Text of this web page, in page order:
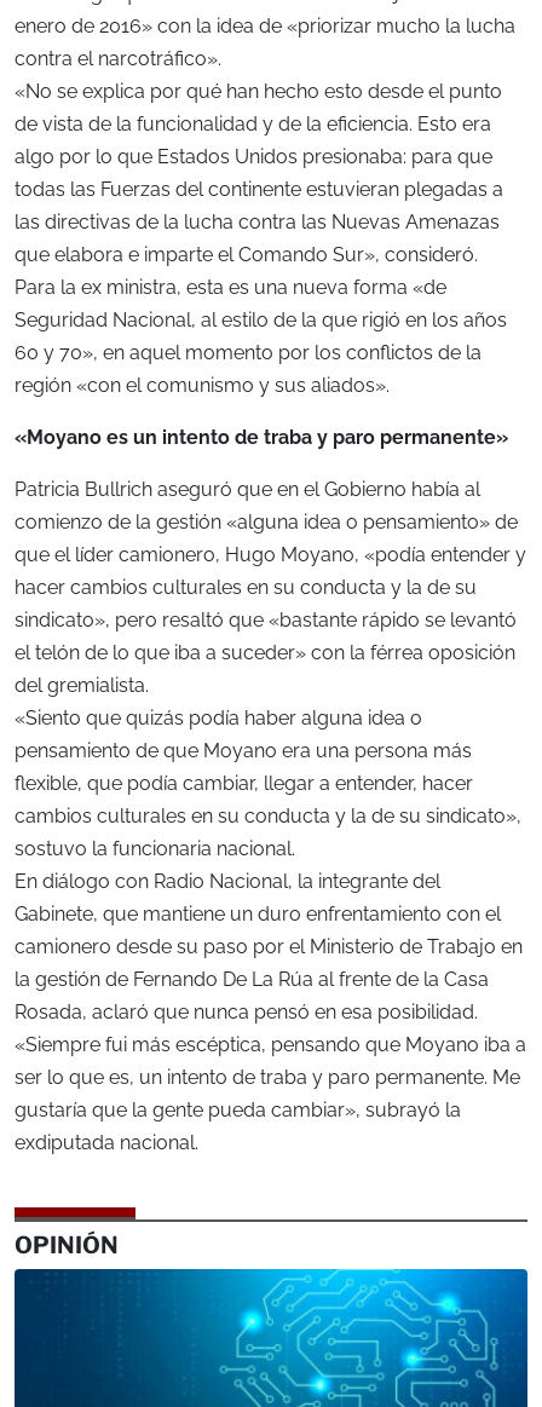
enero de 2016» con la idea de «priorizar mucho la lucha
contra el narcotráfico».
«No se explica por qué han hecho esto desde el punto
de vista de la funcionalidad y de la eficiencia. Esto era
algo por lo que Estados Unidos presionaba: para que
todas las Fuerzas del continente estuvieran plegadas a
las directivas de la lucha contra las Nuevas Amenazas
que elabora e imparte el Comando Sur», consideró.
Para la ex ministra, esta es una nueva forma «de
Seguridad Nacional, al estilo de la que rigió en los años
60 y 70», en aquel momento por los conflictos de la
región «con el comunismo y sus aliados».
«Moyano es un intento de traba y paro permanente»
Patricia Bullrich aseguró que en el Gobierno había al
comienzo de la gestión «alguna idea o pensamiento» de
que el líder camionero, Hugo Moyano, «podía entender y
hacer cambios culturales en su conducta y la de su
sindicato», pero resaltó que «bastante rápido se levantó
el telón de lo que iba a suceder» con la férrea oposición
del gremialista.
«Siento que quizás podía haber alguna idea o
pensamiento de que Moyano era una persona más
flexible, que podía cambiar, llegar a entender, hacer
cambios culturales en su conducta y la de su sindicato»,
sostuvo la funcionaria nacional.
En diálogo con Radio Nacional, la integrante del
Gabinete, que mantiene un duro enfrentamiento con el
camionero desde su paso por el Ministerio de Trabajo en
la gestión de Fernando De La Rúa al frente de la Casa
Rosada, aclaró que nunca pensó en esa posibilidad.
«Siempre fui más escéptica, pensando que Moyano iba a
ser lo que es, un intento de traba y paro permanente. Me
gustaría que la gente pueda cambiar», subrayó la
exdiputada nacional.
OPINIÓN